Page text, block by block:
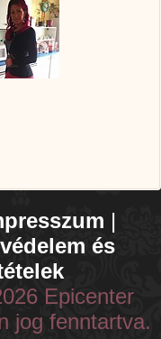
|
és
Epicenter
fenntartva.